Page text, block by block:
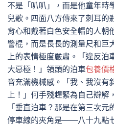
不是「叭叭」，而是他童年時
兒歌。四面八方傳來了刺耳的
背心和戴著白色安全帽的人朝
警棍，而是長長的測量尺和巨
上的表情極度嚴肅。「違反泊
大惡極！」領頭的泊車包養價
音充滿機械感。「我、我沒有
上！」何手殘趕緊為自己辯解
「垂直泊車？那是在第三次
停車線的夾角是——八十九點